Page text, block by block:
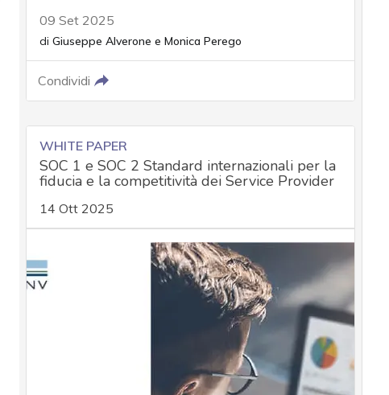
09 Set 2025
di Giuseppe Alverone e Monica Perego
Condividi
WHITE PAPER
SOC 1 e SOC 2 Standard internazionali per la
fiducia e la competitività dei Service Provider
14 Ott 2025